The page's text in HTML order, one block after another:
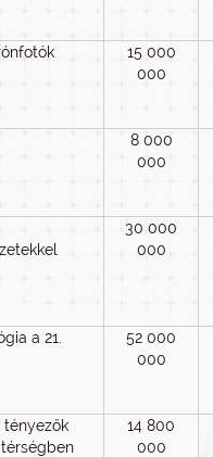
15 000
000
8 000
000
30 000
000
a 21.
52 000
000
14 800
000